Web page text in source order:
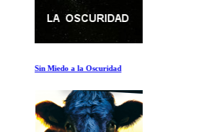
Sin Miedo a la Oscuridad